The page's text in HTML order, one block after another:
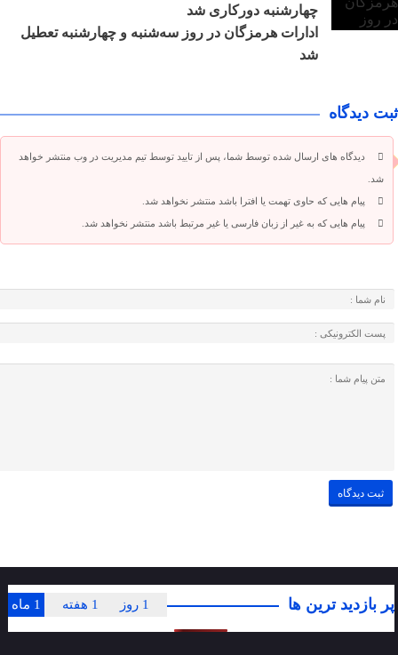
چهارشنبه دورکاری شد
ادارات هرمزگان در روز سه‌شنبه و چهارشنبه تعطیل
شد
ثبت دیدگاه
دیدگاه های ارسال شده توسط شما، پس از تایید توسط تیم مدیریت در وب منتشر خواهد
شد.
پیام هایی که حاوی تهمت یا افترا باشد منتشر نخواهد شد.
پیام هایی که به غیر از زبان فارسی یا غیر مرتبط باشد منتشر نخواهد شد.
پر بازدید ترین ها 1 ماه 1 هفته 1 روز